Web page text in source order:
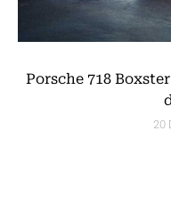
Porsche 718
20